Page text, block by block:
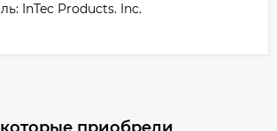
InTec Products. Inc.